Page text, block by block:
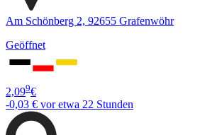
Am Schönberg 2, 92655 Grafenwöhr
Geöffnet
2,099€
-0,03 € vor etwa 22 Stunden